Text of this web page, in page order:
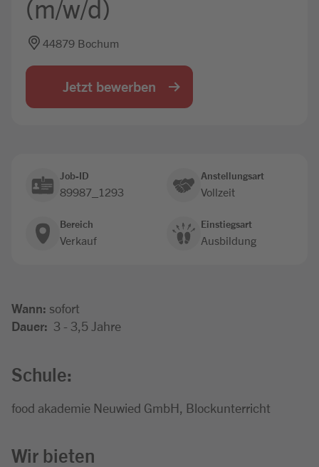
(m/w/d)
44879 Bochum
Jetzt bewerben
Job-ID
89987_1293
Anstellungsart
Vollzeit
Bereich
Verkauf
Einstiegsart
Ausbildung
Wann: sofort
Dauer: 3 - 3,5 Jahre
Schule:
food akademie Neuwied GmbH, Blockunterricht
Wir bieten